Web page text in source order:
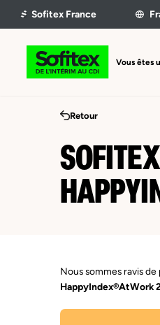
Vous êtes
Retour
Nous sommes ravis
HappyIndex®AtWork